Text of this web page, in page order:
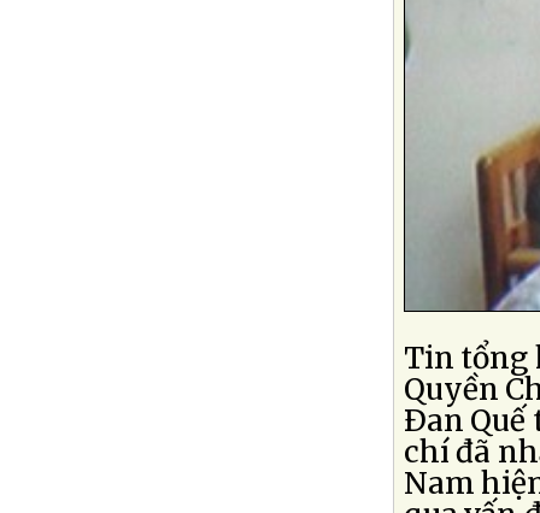
Tin tổng
Quyền
Ðan Quế
chí đã
Nam